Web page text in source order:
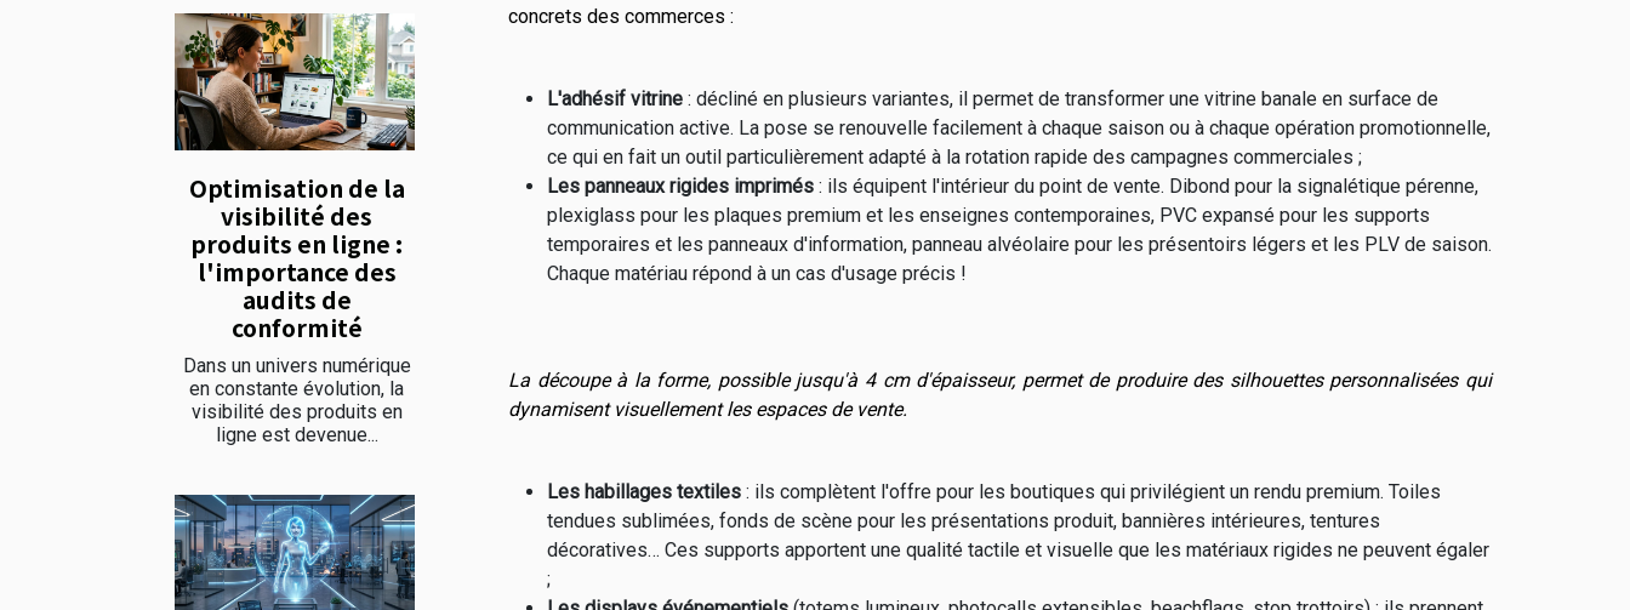
Optimisation de la
visibilité des
produits en ligne :
l'importance des
audits de
conformité
Dans un univers numérique
en constante évolution, la
visibilité des produits en
ligne est devenue...
concrets des commerces :
L'adhésif vitrine : décliné en plusieurs variantes, il permet de transformer une vitrine banale en surface de
communication active. La pose se renouvelle facilement à chaque saison ou à chaque opération promotionnelle,
ce qui en fait un outil particulièrement adapté à la rotation rapide des campagnes commerciales ;
Les panneaux rigides imprimés : ils équipent l'intérieur du point de vente. Dibond pour la signalétique pérenne,
plexiglass pour les plaques premium et les enseignes contemporaines, PVC expansé pour les supports
temporaires et les panneaux d'information, panneau alvéolaire pour les présentoirs légers et les PLV de saison.
Chaque matériau répond à un cas d'usage précis !
La découpe à la forme, possible jusqu'à 4 cm d'épaisseur, permet de produire des silhouettes personnalisées qui
dynamisent visuellement les espaces de vente.
Les habillages textiles : ils complètent l'offre pour les boutiques qui privilégient un rendu premium. Toiles
tendues sublimées, fonds de scène pour les présentations produit, bannières intérieures, tentures
décoratives… Ces supports apportent une qualité tactile et visuelle que les matériaux rigides ne peuvent égaler
;